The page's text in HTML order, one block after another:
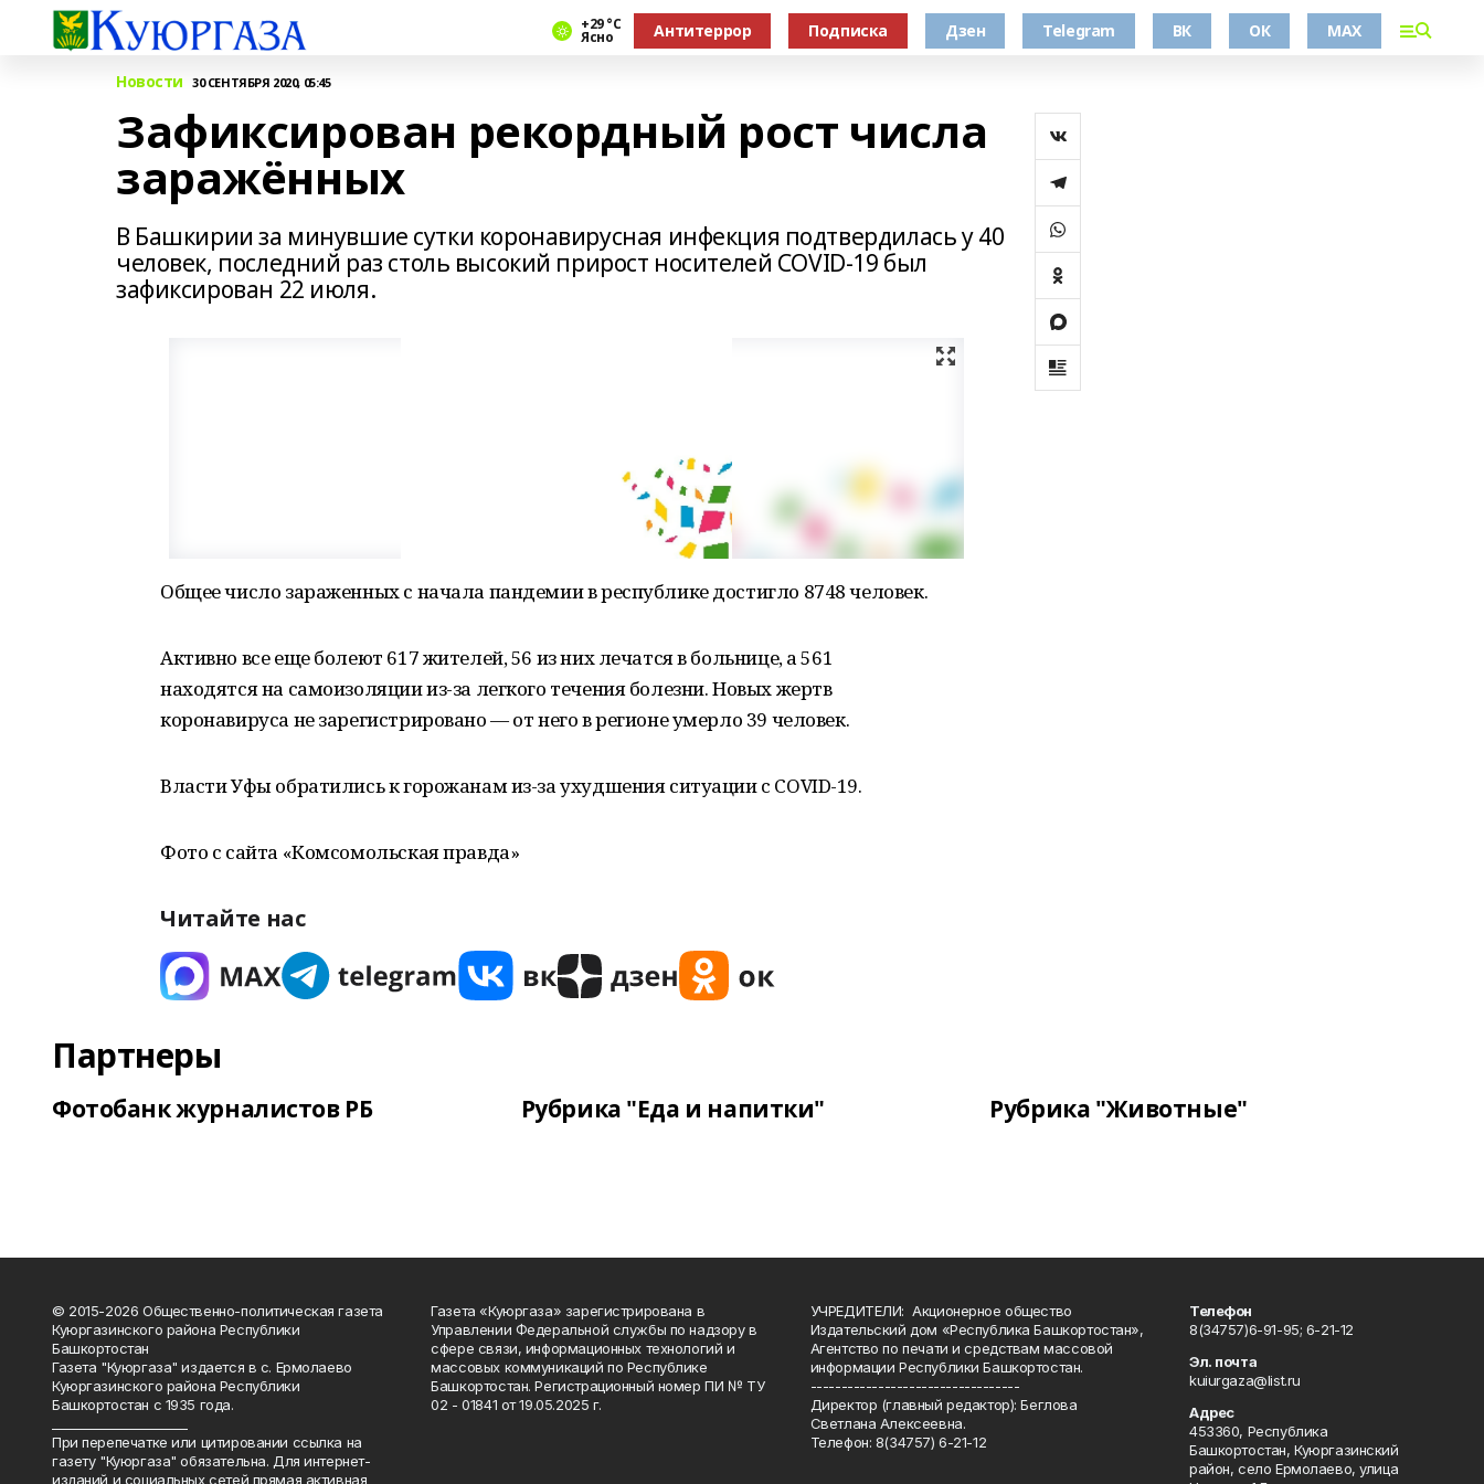
+29 °С
Ясно Антитеррор Подписка Дзен Telegram ВК ОК MAX
Новости 30 СЕНТЯБРЯ 2020, 05:45
Зафиксирован рекордный рост числа
заражённых
В Башкирии за минувшие сутки коронавирусная инфекция подтвердилась у 40
человек, последний раз столь высокий прирост носителей COVID-19 был
зафиксирован 22 июля.
Общее число зараженных с начала пандемии в республике достигло 8748 человек.
Активно все еще болеют 617 жителей, 56 из них лечатся в больнице, а 561
находятся на самоизоляции из-за легкого течения болезни. Новых жертв
коронавируса не зарегистрировано — от него в регионе умерло 39 человек.
Власти Уфы обратились к горожанам из-за ухудшения ситуации c COVID-19.
Фото с сайта «Комсомольская правда»
Читайте нас
Партнеры
Фотобанк журналистов РБ Рубрика "Еда и напитки" Рубрика "Животные"
© 2015-2026 Общественно-политическая газета
Куюргазинского района Республики
Башкортостан
Газета "Куюргаза" издается в с. Ермолаево
Куюргазинского района Республики
Башкортостан с 1935 года.
При перепечатке или цитировании ссылка на
газету "Куюргаза" обязательна. Для интернет-
изданий и социальных сетей прямая активная
Газета «Куюргаза» зарегистрирована в
Управлении Федеральной службы по надзору в
сфере связи, информационных технологий и
массовых коммуникаций по Республике
Башкортостан. Регистрационный номер ПИ № ТУ
02 - 01841 от 19.05.2025 г.
УЧРЕДИТЕЛИ: Акционерное общество
Издательский дом «Республика Башкортостан»,
Агентство по печати и средствам массовой
информации Республики Башкортостан.
----------------------------------
Директор (главный редактор): Беглова
Светлана Алексеевна.
Телефон: 8(34757) 6-21-12
Телефон
8(34757)6-91-95; 6-21-12
Эл. почта
kuiurgaza@list.ru
Адрес
453360, Республика
Башкортостан, Куюргазинский
район, село Ермолаево, улица